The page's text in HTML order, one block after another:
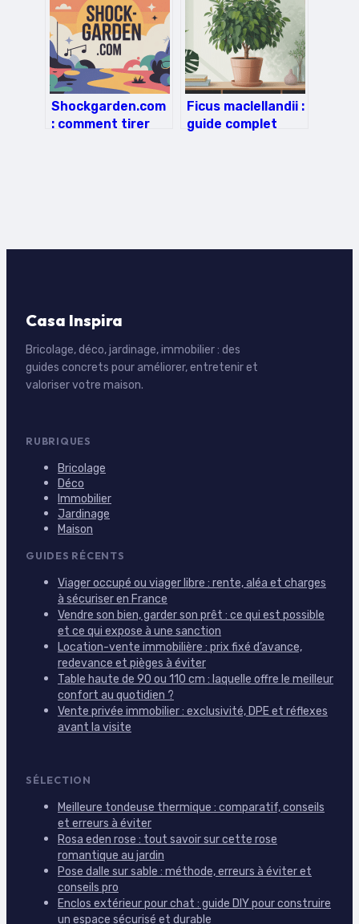
absolument
sublimer votre
intérieur
Shockgarden.com
: comment tirer
Ficus maclellandii :
guide complet
Casa Inspira
Bricolage, déco, jardinage, immobilier : des
guides concrets pour améliorer, entretenir et
valoriser votre maison.
RUBRIQUES
Bricolage
Déco
Immobilier
Jardinage
Maison
GUIDES RÉCENTS
Viager occupé ou viager libre : rente, aléa et charges
à sécuriser en France
Vendre son bien, garder son prêt : ce qui est possible
et ce qui expose à une sanction
Location-vente immobilière : prix fixé d’avance,
redevance et pièges à éviter
Table haute de 90 ou 110 cm : laquelle offre le meilleur
confort au quotidien ?
Vente privée immobilier : exclusivité, DPE et réflexes
avant la visite
SÉLECTION
Meilleure tondeuse thermique : comparatif, conseils
et erreurs à éviter
Rosa eden rose : tout savoir sur cette rose
romantique au jardin
Pose dalle sur sable : méthode, erreurs à éviter et
conseils pro
Enclos extérieur pour chat : guide DIY pour construire
un espace sécurisé et durable